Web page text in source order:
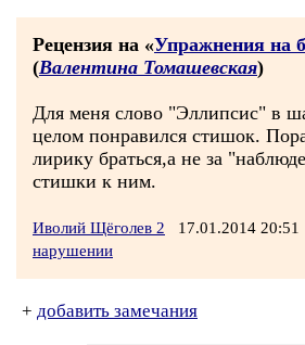
Рецензия на «Упражнения на
(Валентина Томашевская)
Для меня слово "Эллипсис" в
целом понравился стишок.
лирику браться,а не за
стишки к ним.
Иволий Щёголев 2 17.01.2014 20:51
нарушении
+ добавить замечания